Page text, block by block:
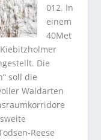
012. In
einem
40Met
Die
soll die
Waldarten
Reese